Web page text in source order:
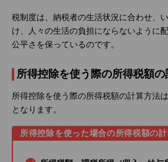
税制度は、納税者の生活状況に合わせ、
け、人々の生活の負担にならないように
公平さを保っているのです。
所得控除を使う際の所得税額
所得控除を使う際の所得税額の計算方法
となります。
所得控除を使った場合の所得税額の